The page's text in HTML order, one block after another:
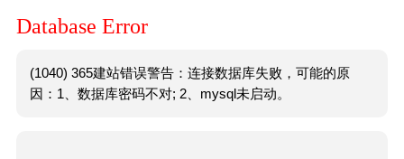
Database Error
(1040) 365建站错误警告：连接数据库失败，可能的原
因：1、数据库密码不对; 2、mysql未启动。